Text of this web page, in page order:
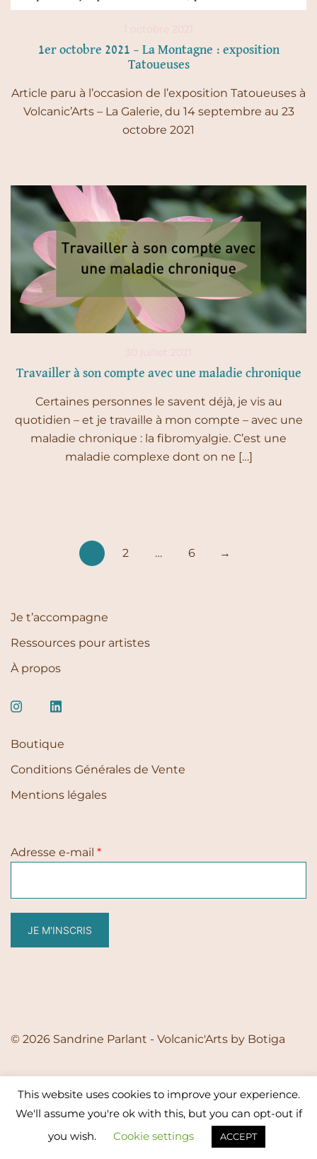
1 octobre 2021
1er octobre 2021 – La Montagne : exposition
Tatoueuses
Article paru à l’occasion de l’exposition Tatoueuses à
Volcanic’Arts – La Galerie, du 14 septembre au 23
octobre 2021
30 juillet 2021
Travailler à son compte avec une maladie chronique
Certaines personnes le savent déjà, je vis au
quotidien – et je travaille à mon compte – avec une
maladie chronique : la fibromyalgie. C’est une
maladie complexe dont on ne […]
Pagination
2 … 6 →
Je t’accompagne
Ressources pour artistes
À propos
Boutique
Conditions Générales de Vente
Mentions légales
Adresse e-mail *
JE M'INSCRIS
© 2026 Sandrine Parlant - Volcanic'Arts by Botiga
This website uses cookies to improve your experience.
We'll assume you're ok with this, but you can opt-out if
you wish.
Cookie settings ACCEPT